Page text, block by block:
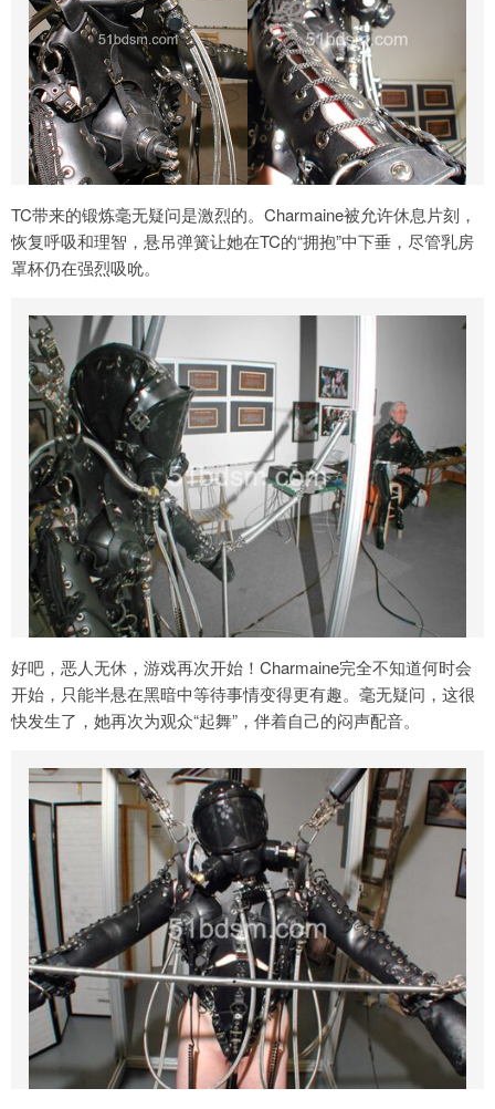
TC带来的锻炼毫无疑问是激烈的。Charmaine被允许休息片刻，
恢复呼吸和理智，悬吊弹簧让她在TC的“拥抱”中下垂，尽管乳房
罩杯仍在强烈吸吮。
好吧，恶人无休，游戏再次开始！Charmaine完全不知道何时会
开始，只能半悬在黑暗中等待事情变得更有趣。毫无疑问，这很
快发生了，她再次为观众“起舞”，伴着自己的闷声配音。